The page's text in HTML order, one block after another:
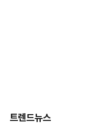
트렌드뉴스